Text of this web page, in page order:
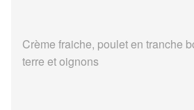
Crème fraiche, poulet en tranche
terre et oignons